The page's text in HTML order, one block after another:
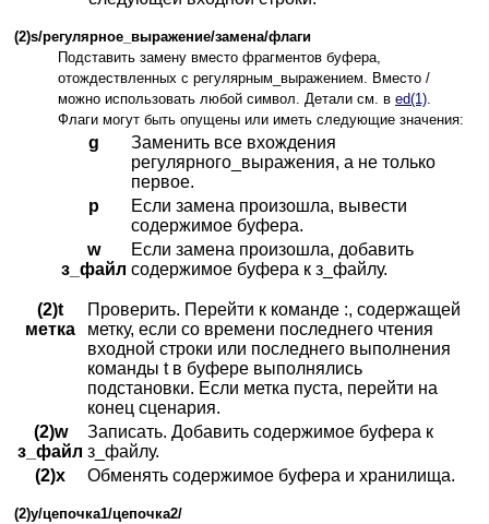
(2)s/регулярное_выражение/замена/флаги
Подставить замену вместо фрагментов буфера,
отождествленных с регулярным_выражением. Вместо /
можно использовать любой символ. Детали см. в ed(1).
Флаги могут быть опущены или иметь следующие значения:
g
Заменить все вхождения
регулярного_выражения, а не только
первое.
p
Если замена произошла, вывести
содержимое буфера.
w
з_файл
Если замена произошла, добавить
содержимое буфера к з_файлу.
(2)t
метка
Проверить. Перейти к команде :, содержащей
метку, если со времени последнего чтения
входной строки или последнего выполнения
команды t в буфере выполнялись
подстановки. Если метка пуста, перейти на
конец сценария.
(2)w
з_файл
Записать. Добавить содержимое буфера к
з_файлу.
(2)x
Обменять содержимое буфера и хранилища.
(2)y/цепочка1/цепочка2/